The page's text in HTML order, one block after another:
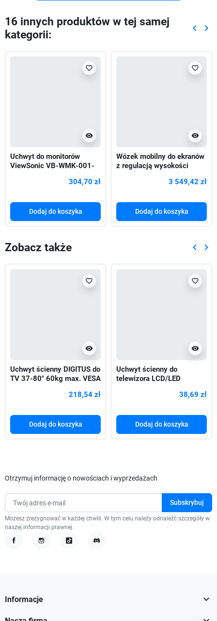
16 innych produktów w tej samej
kategorii:
keyboard_arrow_left keyboard_arrow_right
visibility
favorite_border
Uchwyt do monitorów
ViewSonic VB-WMK-001-
304,70 zł
Dodaj do koszyka
visibility
favorite_border
Wózek mobilny do ekranów
z regulacją wysokości
3 549,42 zł
Dodaj do koszyka
Zobacz także keyboard_arrow_left keyboard_arrow_right
visibility
favorite_border
Uchwyt ścienny DIGITUS do
TV 37-80" 60kg max. VESA
218,54 zł
Dodaj do koszyka
visibility
favorite_border
Uchwyt ścienny do
telewizora LCD/LED
38,69 zł
Dodaj do koszyka
Otrzymuj informację o nowościach i wyprzedażach
Możesz zrezygnować w każdej chwili. W tym celu należy odnaleźć szczegóły w
naszej informacji prawnej.
Informacje 